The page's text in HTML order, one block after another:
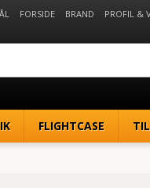
FORSIDE BRAND PROFIL &
FLIGHTCASE